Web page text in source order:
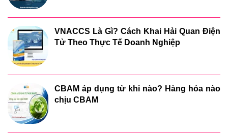
VNACCS Là Gì? Cách Khai Hải Quan Điện
Tử Theo Thực Tế Doanh Nghiệp
CBAM áp dụng từ khi nào? Hàng hóa nào
chịu CBAM